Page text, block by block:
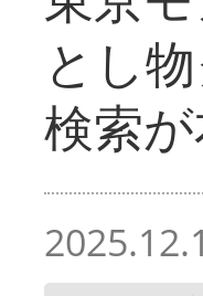
とし
検索